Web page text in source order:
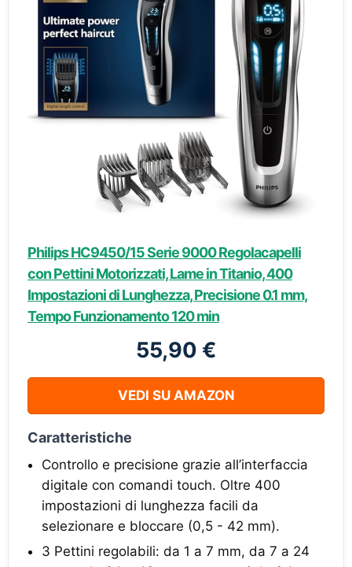
Philips HC9450/15 Serie 9000 Regolacapelli
con Pettini Motorizzati, Lame in Titanio, 400
Impostazioni di Lunghezza, Precisione 0.1 mm,
Tempo Funzionamento 120 min
55,90 €
VEDI SU AMAZON
Caratteristiche
Controllo e precisione grazie all’interfaccia
digitale con comandi touch. Oltre 400
impostazioni di lunghezza facili da
selezionare e bloccare (0,5 - 42 mm).
3 Pettini regolabili: da 1 a 7 mm, da 7 a 24